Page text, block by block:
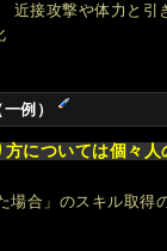
近接攻撃や体力と引
例）
については個々
場合」のスキル取得